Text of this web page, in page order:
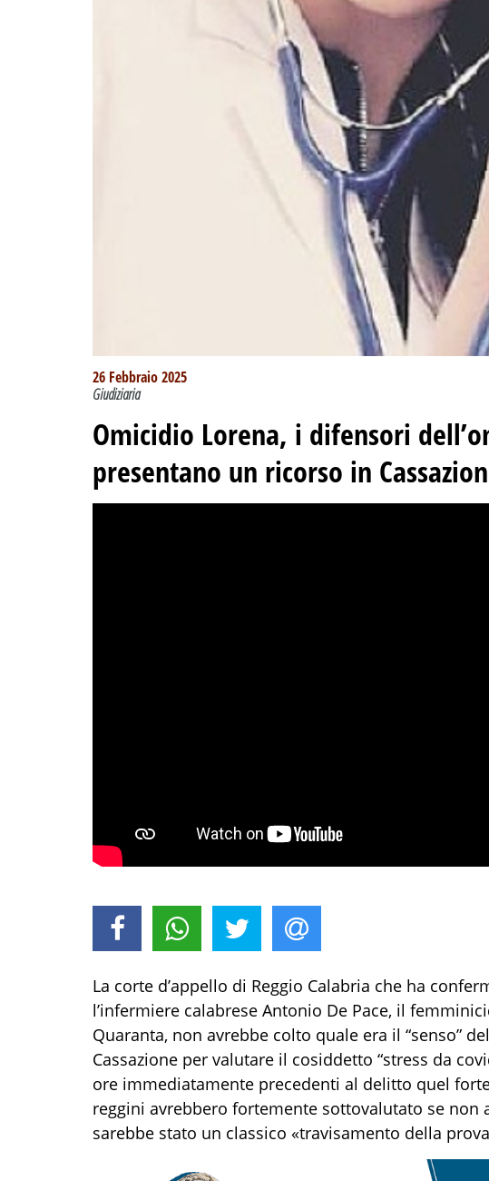
26 Febbraio 2025
Giudiziaria
Omicidio Lorena, i difensori
presentano un ricorso in
La corte d’appello di Reggio Calabria che ha
l’infermiere calabrese Antonio De Pace, il
Quaranta, non avrebbe colto quale era il “senso”
Cassazione per valutare il cosiddetto “stress da
ore immediatamente precedenti al delitto quel
reggini avrebbero fortemente sottovalutato se non
sarebbe stato un classico «travisamento della